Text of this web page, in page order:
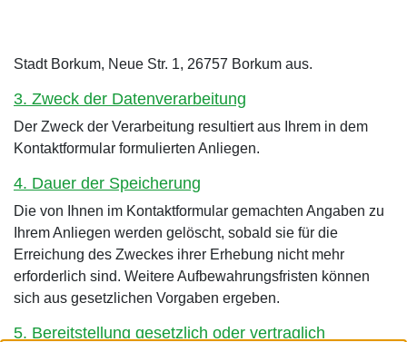
Stadt Borkum, Neue Str. 1, 26757 Borkum aus.
3. Zweck der Datenverarbeitung
Der Zweck der Verarbeitung resultiert aus Ihrem in dem
Kontaktformular formulierten Anliegen.
4. Dauer der Speicherung
Die von Ihnen im Kontaktformular gemachten Angaben zu
Ihrem Anliegen werden gelöscht, sobald sie für die
Erreichung des Zweckes ihrer Erhebung nicht mehr
erforderlich sind. Weitere Aufbewahrungsfristen können
sich aus gesetzlichen Vorgaben ergeben.
5. Bereitstellung gesetzlich oder vertraglich